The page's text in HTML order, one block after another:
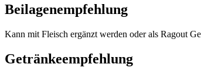
Beilagenempfehlung
Kann mit Fleisch ergänzt werden oder als Ragout
Getränkeempfehlung